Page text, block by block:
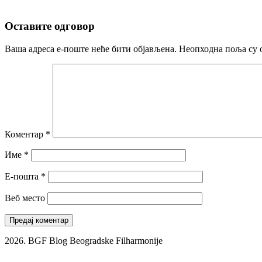
Оставите одговор
Ваша адреса е-поште неће бити објављена. Неопходна поља су
Коментар *
Име *
Е-пошта *
Веб место
2026. BGF Blog Beogradske Filharmonije